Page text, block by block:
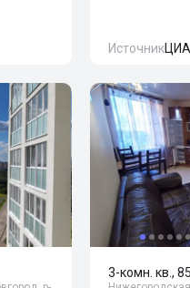
Источник
3-комн. кв.,